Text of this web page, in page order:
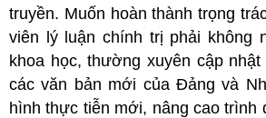
truyền. Muốn hoàn thành trọng
viên lý luận chính trị phải không
khoa học, thường xuyên cập
các văn bản mới của Đảng và
hình thực tiễn mới, nâng cao trình